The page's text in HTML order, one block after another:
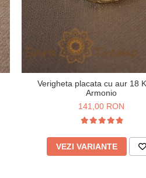
Verigheta placata cu aur 18
Armonio
141,00 RON
VEZI VARIANTE